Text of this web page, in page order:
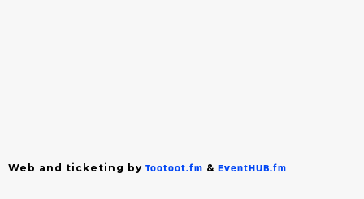
Web and ticketing by Tootoot.fm & EventHUB.fm